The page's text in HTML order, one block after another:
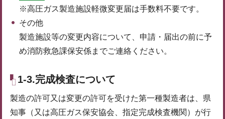
※高圧ガス製造施設軽微変更届は手数料不要です。
その他
製造施設等の変更内容について、申請・届出の前に予
め消防救急課保安係までご連絡ください。
1-3.完成検査について
製造の許可又は変更の許可を受けた第一種製造者は、県
知事（又は高圧ガス保安協会、指定完成検査機関）が行